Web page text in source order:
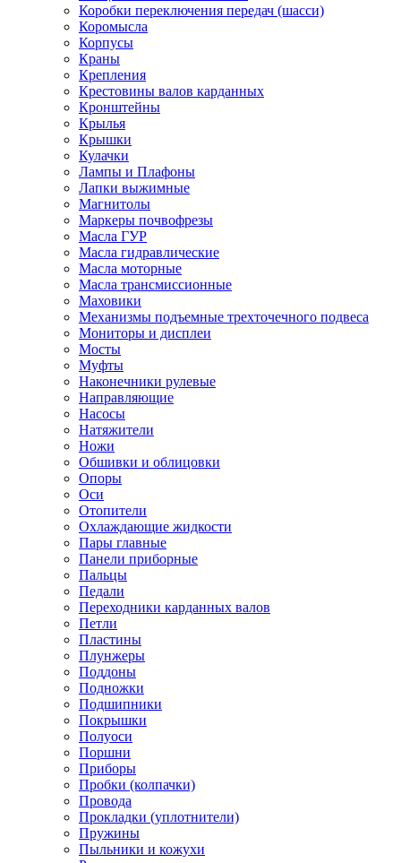
Коробки переключения передач (шасси)
Коромысла
Корпусы
Краны
Крепления
Крестовины валов карданных
Кронштейны
Крылья
Крышки
Кулачки
Лампы и Плафоны
Лапки выжимные
Магнитолы
Маркеры почвофрезы
Масла ГУР
Масла гидравлические
Масла моторные
Масла трансмиссионные
Маховики
Механизмы подъемные трехточечного подвеса
Мониторы и дисплеи
Мосты
Муфты
Наконечники рулевые
Направляющие
Насосы
Натяжители
Ножи
Обшивки и облицовки
Опоры
Оси
Отопители
Охлаждающие жидкости
Пары главные
Панели приборные
Пальцы
Педали
Переходники карданных валов
Петли
Пластины
Плунжеры
Поддоны
Подножки
Подшипники
Покрышки
Полуоси
Поршни
Приборы
Пробки (колпачки)
Провода
Прокладки (уплотнители)
Пружины
Пыльники и кожухи